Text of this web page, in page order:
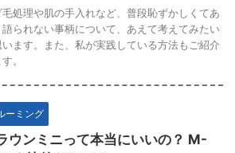
毛処理や肌の手入れなど、普段恥ずかしくてあ
語られない事柄について、あえて考えてみたい
います。また、私が実践している方法もご紹介
。
ーミング
ウンミニって本当にいいの？ M-